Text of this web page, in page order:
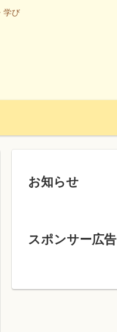
学び
お知らせ
スポンサー広告